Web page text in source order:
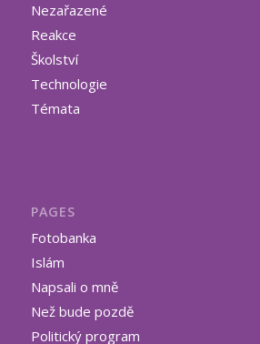
Nezařazené
Reakce
Školství
Technologie
Témata
PAGES
Fotobanka
Islám
Napsali o mně
Než bude pozdě
Politický program